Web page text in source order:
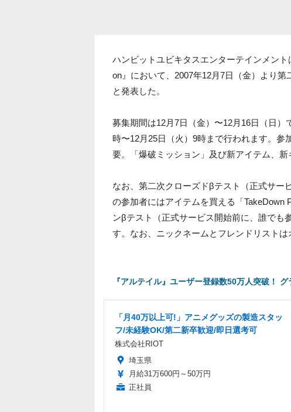
ハンビットユビキタスエンターテインメン
on』において、2007年12月7日（金）より
と発表した。
募集期間は12月7日（金）〜12月16日（日
時〜12月25日（火）9時まで行われます。
要。「爆破ミッション」及び新アイテム、新
なお、第二次クローズドβテスト（正式サー
の参加者にはアイテムを買える「TakeDown
ンβテスト（正式サービス開始前に、誰でも
す。なお、ニックネームとフレンドリスト
『アルテイル』ユーザー登録数50万人突破！
「月40万以上可!」アニメグッズの製造スタッ
フ/未経験OK/第二新卒歓迎/即日選考可
株式会社RIOT
埼玉県
月給31万600円～50万円
正社員